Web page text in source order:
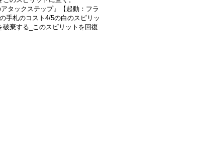
タックステップ』【起動：フラ
手札のコスト4/5の白のスピリッ
破棄する_このスピリットを回復